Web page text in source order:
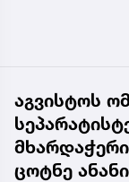
აგვისტოს
ცოტნე